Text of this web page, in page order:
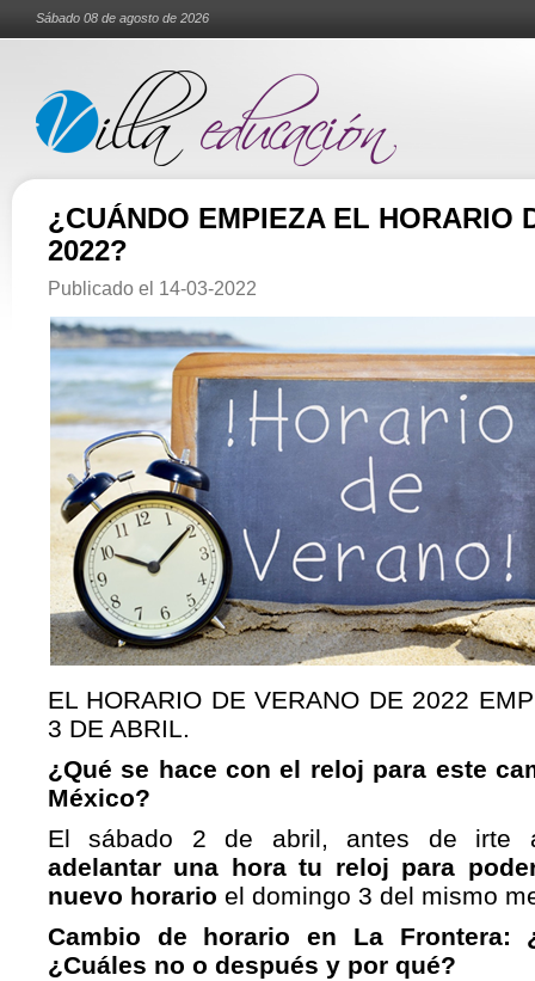
Sábado 08 de agosto de 2026
¿CUÁNDO EMPIEZA EL HORARIO
2022?
Publicado el 14-03-2022
EL HORARIO DE VERANO DE 2022
3 DE ABRIL.
¿Qué se hace con el reloj para este
México?
El sábado 2 de abril, antes de irte
adelantar una hora tu reloj para
nuevo horario el domingo 3 del mismo
Cambio de horario en La Frontera:
¿Cuáles no o después y por qué?